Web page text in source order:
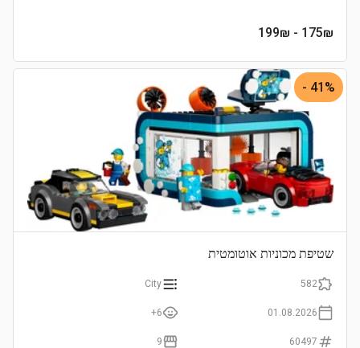
175₪
- 199₪
41% -
שטיפת מכוניות אוטומטית
582
City
01.08.2026
6+
60497
9